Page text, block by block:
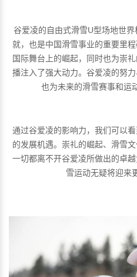
谷爱凌的自由式滑雪U型场地世
就，也是中国滑雪事业的重要里
国际舞台上的崛起，同时也为崇
播注入了强大动力。谷爱凌的努
也为未来的滑雪赛事和运
通过谷爱凌的影响力，我们可以
的发展机遇。崇礼的崛起、滑雪
一切都离不开谷爱凌所做出的卓
雪运动无疑将迎来